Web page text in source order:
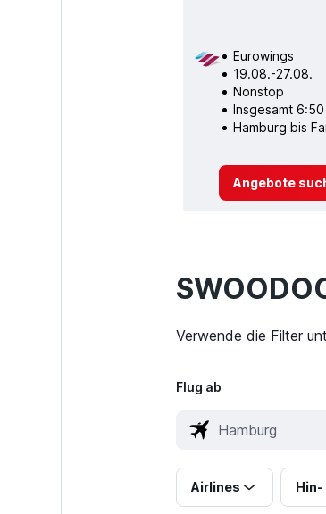
Eurowings
19.08.-27.08.
Nonstop
Insgesamt
Hamburg bis
Angebote
Verwende die Filter
Flug ab
Airlines Hin-